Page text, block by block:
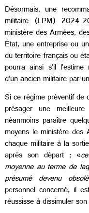
Désormais, une
militaire (LPM) 2024-
ministère des Armées,
État, une entreprise ou
du territoire français ou
pourra ainsi s’il
d’un ancien militaire par
Si ce régime préventif de
présager une
néanmoins paraître
moyens le ministère des
chaque militaire à la
après son départ ; «
moyenne au terme de
présumé devenu
personnel concerné, il
réussisse à dissimuler